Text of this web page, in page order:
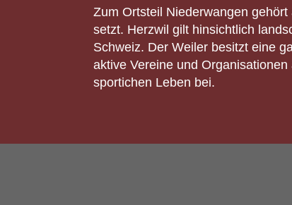
Zum Ortsteil Niederwangen
setzt. Herzwil gilt hinsichtlich
Schweiz. Der Weiler besitzt eine
aktive Vereine und
sportichen Leben bei.